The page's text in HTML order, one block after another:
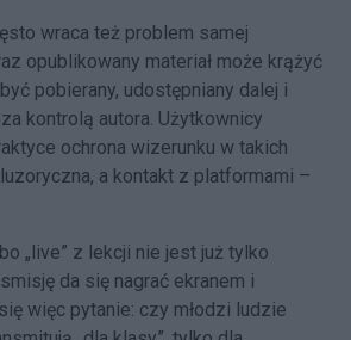
wraca też problem samej
opublikowany materiał może krążyć
pobierany, udostępniany dalej i
kontrolą autora. Użytkownicy
ochrona wizerunku w takich
a kontakt z platformami –
„live” z lekcji nie jest już tylko
da się nagrać ekranem i
więc pytanie: czy młodzi ludzie